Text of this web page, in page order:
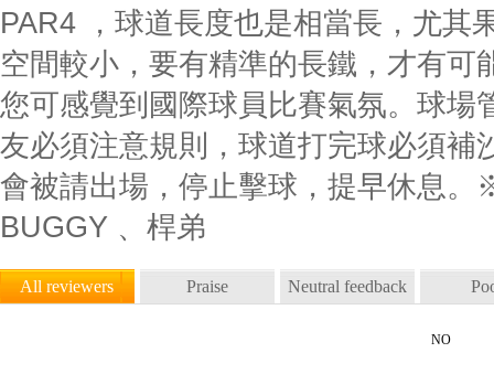
PAR4 ，球道長度也是相當長，尤其
空間較小，要有精準的長鐵，才有可
您可感覺到國際球員比賽氣氛。球場
友必須注意規則，球道打完球必須補
會被請出場，停止擊球，提早休息
BUGGY 、桿弟